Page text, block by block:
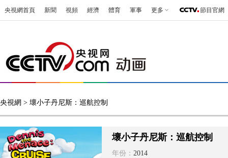
央視網首頁 新聞 視頻 經濟 體育 軍事 更多 節目官網
央視網 > 壞小子丹尼斯：巡航控制
壞小子丹尼斯：巡航控制
年份： 2014